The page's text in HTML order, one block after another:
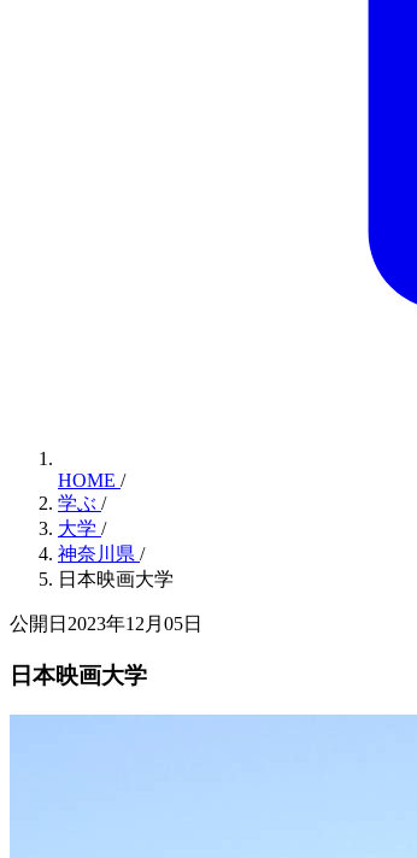
HOME /
学ぶ /
大学 /
神奈川県 /
日本映画大学
公開日2023年12月05日
日本映画大学